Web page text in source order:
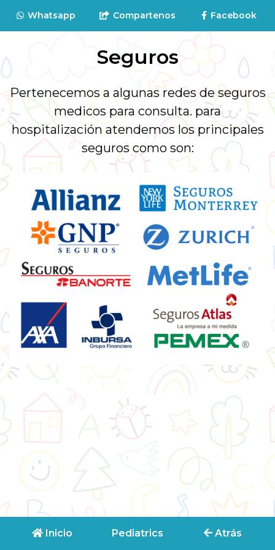
Whatsapp Compartenos Facebook
Seguros
Pertenecemos a algunas redes de seguros
medicos para consulta. para
hospitalización atendemos los principales
seguros como son:
Inicio Pediatrics Atrás